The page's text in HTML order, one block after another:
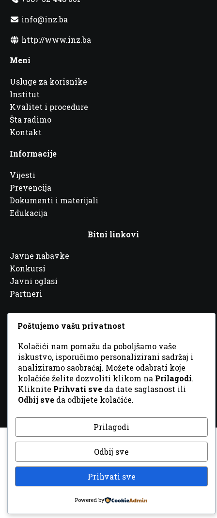
info@inz.ba
http://www.inz.ba
Meni
Usluge za korisnike
Institut
Kvalitet i procedure
Šta radimo
Kontakt
Informacije
Vijesti
Prevencija
Dokumenti i materijali
Edukacija
Bitni linkovi
Javne nabavke
Konkursi
Javni oglasi
Partneri
© 2026 Sva prava zadržana. DizajnGordonDM
Poštujemo vašu privatnost
Kolačići nam pomažu da poboljšamo vaše
iskustvo, isporučimo personalizirani sadržaj i
analiziramo saobraćaj. Možete odabrati koje
kolačiće želite dozvoliti klikom na Prilagodi.
Kliknite Prihvati sve da date saglasnost ili
Odbij sve da odbijete kolačiće.
Prilagodi
Odbij sve
Prihvati sve
Powered by